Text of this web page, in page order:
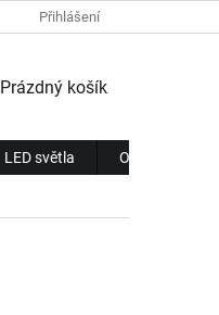
Přihlášení
NÁKUPNÍ
Prázdný košík
LED světla Obchodní